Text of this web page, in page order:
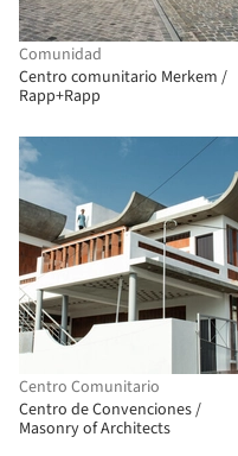
Comunidad
Centro comunitario Merkem /
Rapp+Rapp
Centro Comunitario
Centro de Convenciones /
Masonry of Architects